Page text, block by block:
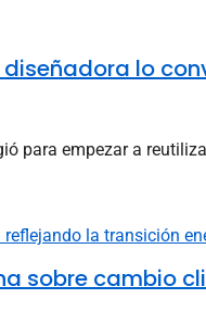
lo
para empezar a
sobre cambio